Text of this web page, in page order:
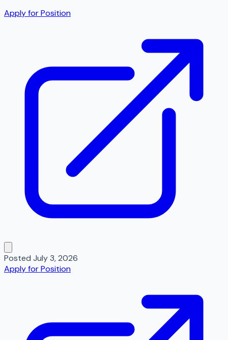
Apply for Position
Posted July 3, 2026
Apply for Position